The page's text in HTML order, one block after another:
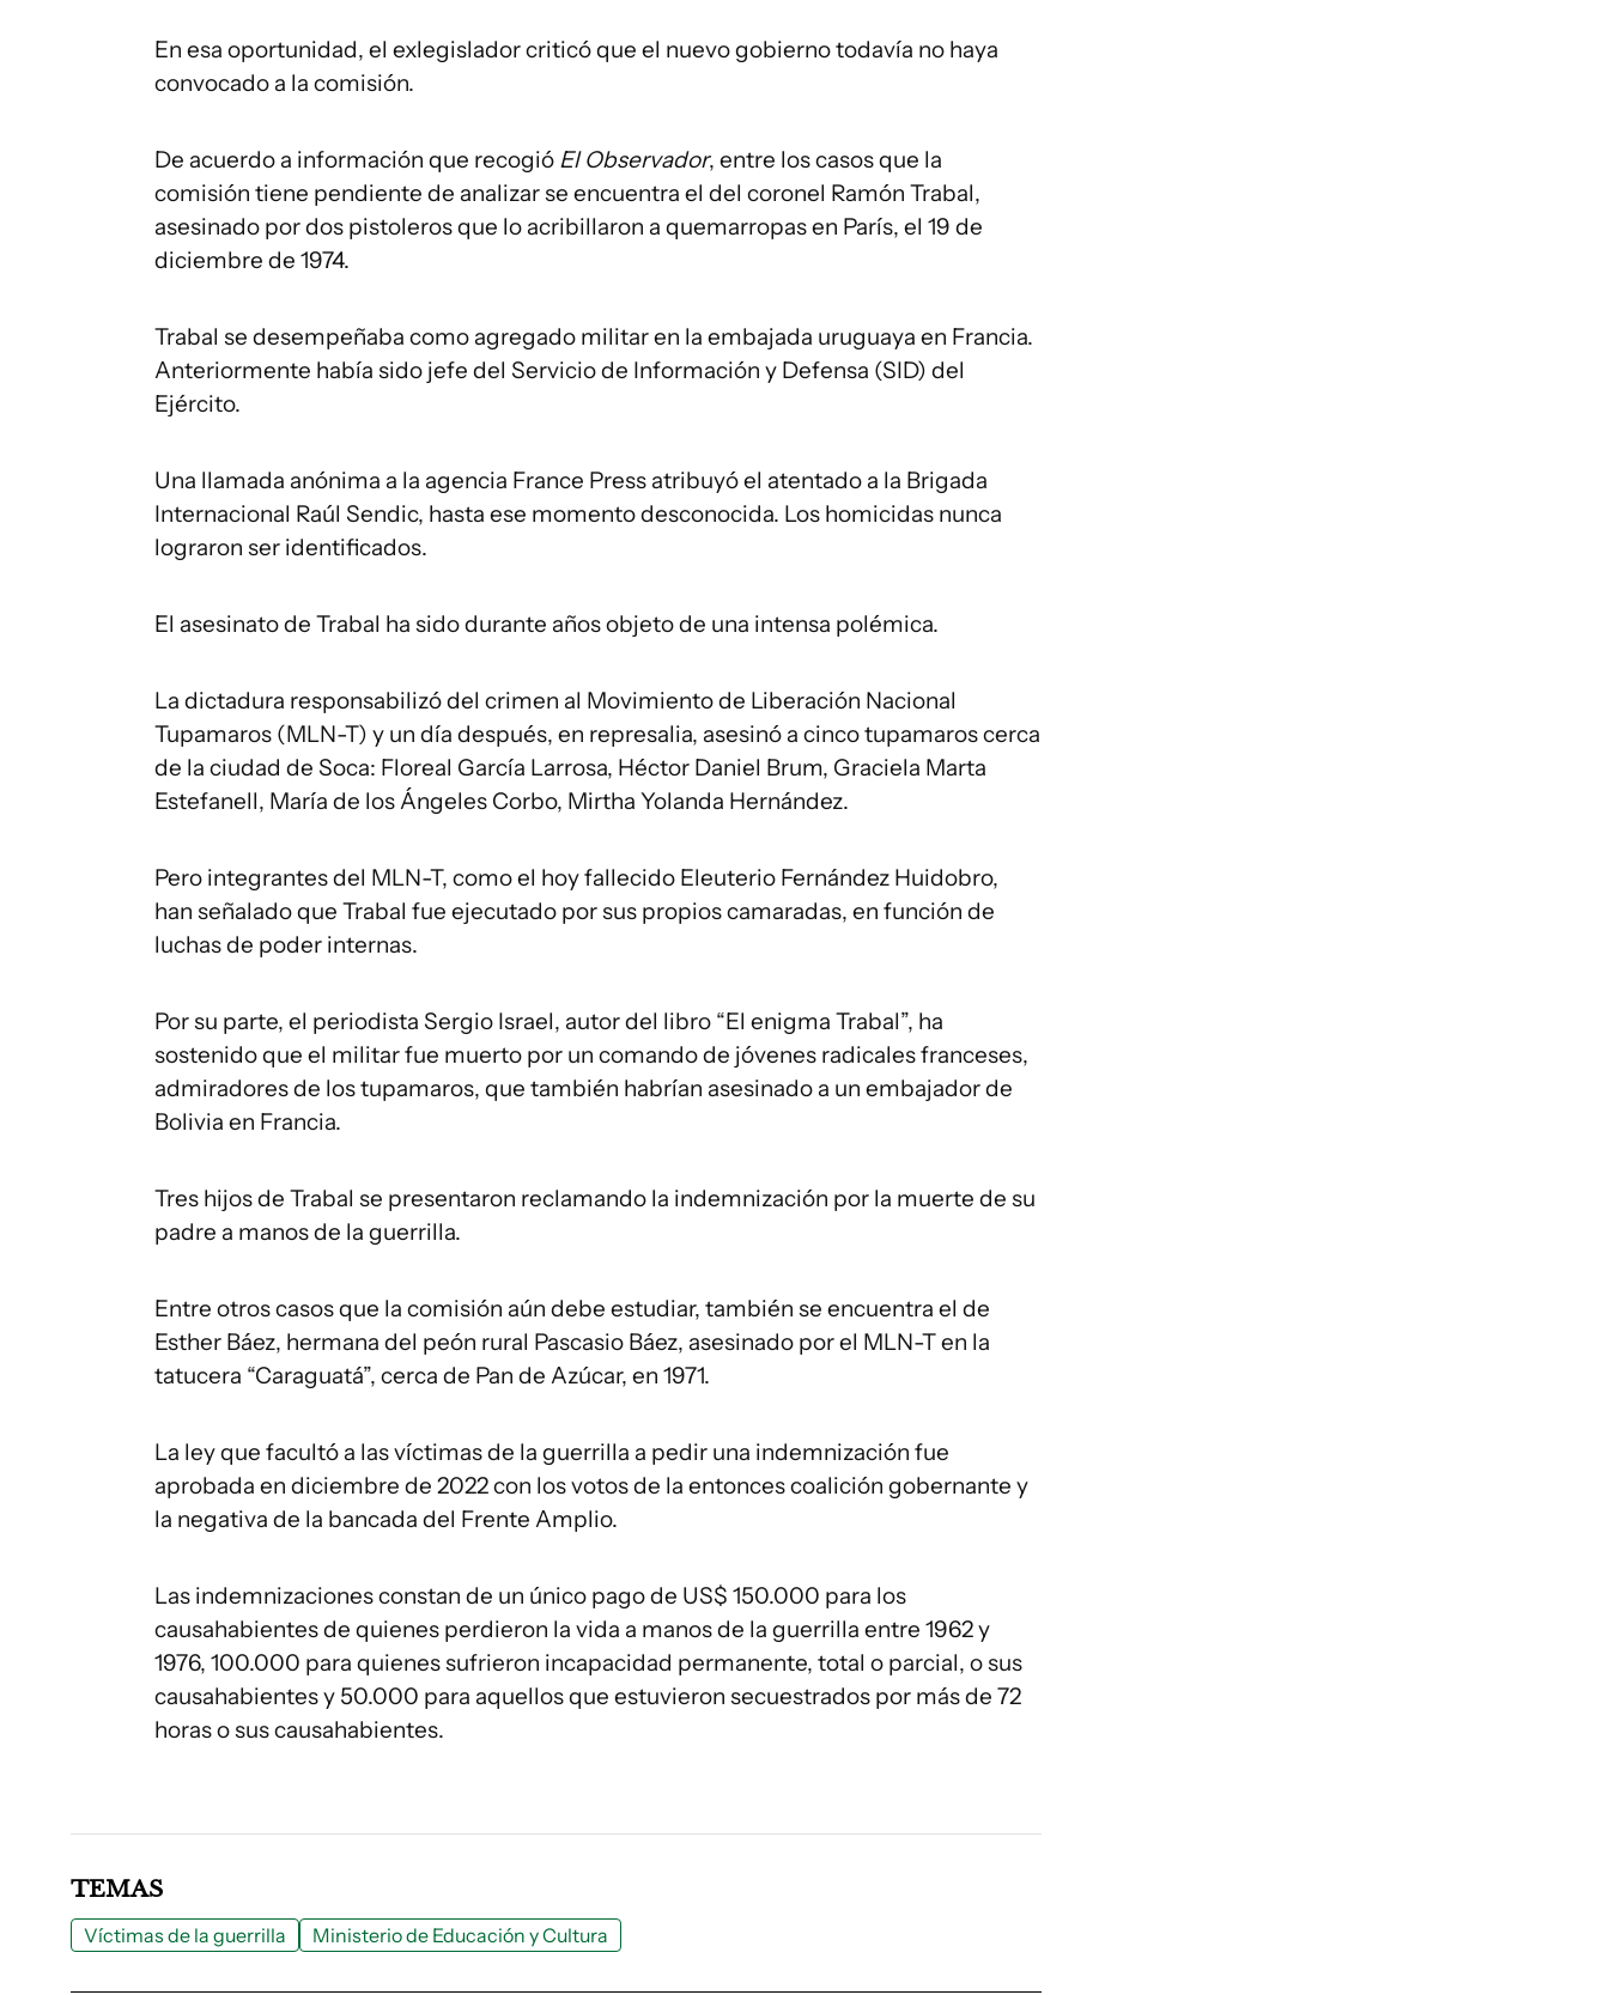
En esa oportunidad, el exlegislador criticó que el nuevo gobierno todavía no haya
convocado a la comisión.
De acuerdo a información que recogió El Observador, entre los casos que la
comisión tiene pendiente de analizar se encuentra el del coronel Ramón Trabal,
asesinado por dos pistoleros que lo acribillaron a quemarropas en París, el 19 de
diciembre de 1974.
Trabal se desempeñaba como agregado militar en la embajada uruguaya en Francia.
Anteriormente había sido jefe del Servicio de Información y Defensa (SID) del
Ejército.
Una llamada anónima a la agencia France Press atribuyó el atentado a la Brigada
Internacional Raúl Sendic, hasta ese momento desconocida. Los homicidas nunca
lograron ser identificados.
El asesinato de Trabal ha sido durante años objeto de una intensa polémica.
La dictadura responsabilizó del crimen al Movimiento de Liberación Nacional
Tupamaros (MLN-T) y un día después, en represalia, asesinó a cinco tupamaros cerca
de la ciudad de Soca: Floreal García Larrosa, Héctor Daniel Brum, Graciela Marta
Estefanell, María de los Ángeles Corbo, Mirtha Yolanda Hernández.
Pero integrantes del MLN-T, como el hoy fallecido Eleuterio Fernández Huidobro,
han señalado que Trabal fue ejecutado por sus propios camaradas, en función de
luchas de poder internas.
Por su parte, el periodista Sergio Israel, autor del libro “El enigma Trabal”, ha
sostenido que el militar fue muerto por un comando de jóvenes radicales franceses,
admiradores de los tupamaros, que también habrían asesinado a un embajador de
Bolivia en Francia.
Tres hijos de Trabal se presentaron reclamando la indemnización por la muerte de su
padre a manos de la guerrilla.
Entre otros casos que la comisión aún debe estudiar, también se encuentra el de
Esther Báez, hermana del peón rural Pascasio Báez, asesinado por el MLN-T en la
tatucera “Caraguatá”, cerca de Pan de Azúcar, en 1971.
La ley que facultó a las víctimas de la guerrilla a pedir una indemnización fue
aprobada en diciembre de 2022 con los votos de la entonces coalición gobernante y
la negativa de la bancada del Frente Amplio.
Las indemnizaciones constan de un único pago de US$ 150.000 para los
causahabientes de quienes perdieron la vida a manos de la guerrilla entre 1962 y
1976, 100.000 para quienes sufrieron incapacidad permanente, total o parcial, o sus
causahabientes y 50.000 para aquellos que estuvieron secuestrados por más de 72
horas o sus causahabientes.
TEMAS
Víctimas de la guerrilla Ministerio de Educación y Cultura